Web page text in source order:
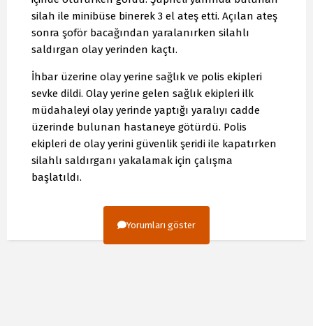
silah ile minibüse binerek 3 el ateş etti. Açılan ateş
sonra şoför bacağından yaralanırken silahlı
saldırgan olay yerinden kaçtı.
İhbar üzerine olay yerine sağlık ve polis ekipleri
sevke dildi. Olay yerine gelen sağlık ekipleri ilk
müdahaleyi olay yerinde yaptığı yaralıyı cadde
üzerinde bulunan hastaneye götürdü. Polis
ekipleri de olay yerini güvenlik şeridi ile kapatırken
silahlı saldırganı yakalamak için çalışma
başlatıldı.
Yorumları göster